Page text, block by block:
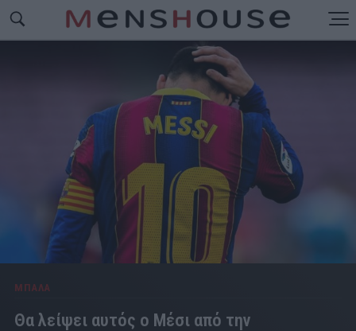
ΜΠΑΛΑ
Θα λείψει αυτός ο Μέσι από την